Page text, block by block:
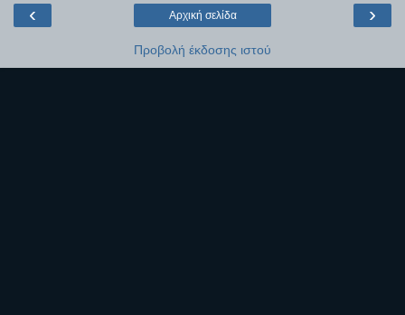
‹ ›
Αρχική σελίδα
Προβολή έκδοσης ιστού